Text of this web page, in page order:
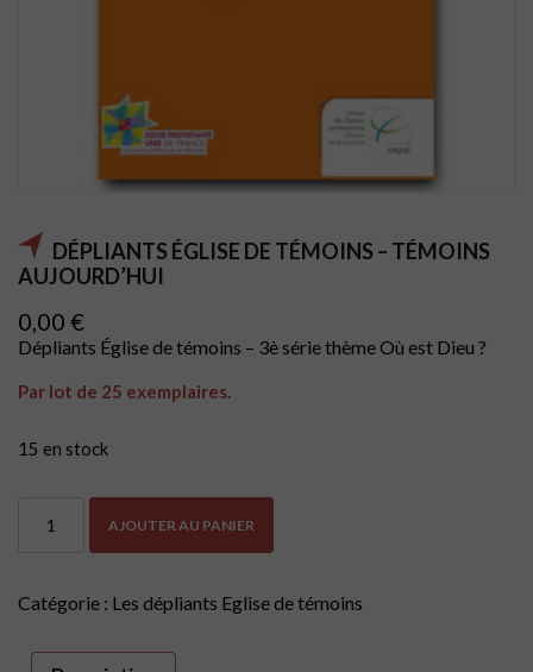
DÉPLIANTS ÉGLISE DE TÉMOINS – TÉMOINS
AUJOURD’HUI
0,00 €
Dépliants Église de témoins – 3è série thème Où est Dieu ?
Par lot de 25 exemplaires.
15 en stock
Dépliants
de
témoins
Témoins
AJOUTER AU PANIER
Catégorie : Les dépliants Eglise de témoins